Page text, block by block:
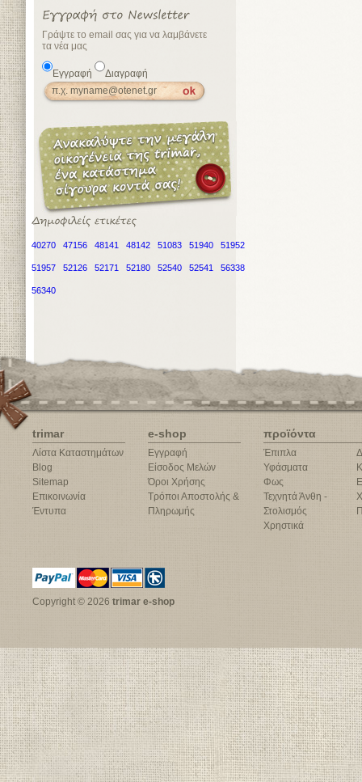
Γράψτε το email σας για να λαμβάνετε
τα νέα μας
Εγγραφή Διαγραφή
40270 47156 48141 48142 51083 51940 51952
51957 52126 52171 52180 52540 52541 56338
56340
trimar
Λίστα Καταστημάτων
Blog
Sitemap
Επικοινωνία
Έντυπα
e-shop
Εγγραφή
Είσοδος Μελών
Όροι Χρήσης
Τρόποι Αποστολής &
Πληρωμής
προϊόντα
Έπιπλα
Υφάσματα
Φως
Τεχνητά Άνθη -
Στολισμός
Χρηστικά
Copyright © 2026 trimar e-shop